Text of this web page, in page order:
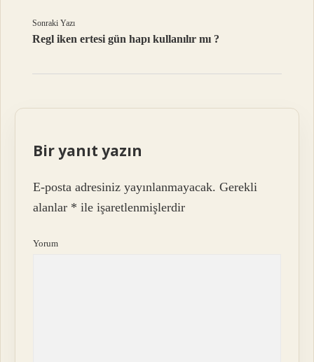
Sonraki Yazı
Regl iken ertesi gün hapı kullanılır mı ?
Bir yanıt yazın
E-posta adresiniz yayınlanmayacak. Gerekli
alanlar * ile işaretlenmişlerdir
Yorum